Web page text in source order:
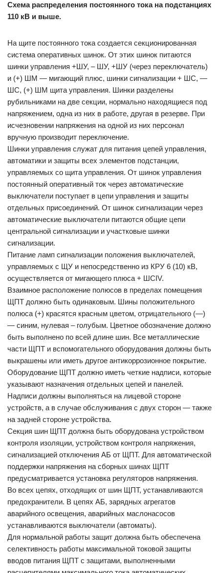
Схема распределения постоянного тока на подстанциях
110 кВ и выше.
На щите постоянного тока создается секционированная
система оперативных шинок. От этих шинок питаются
шинки управления +ШУ, – ШУ, +ШУ (через переключатель)
и (+) ШМ — мигающий плюс, шинки сигнализации + ШС, —
ШС, (+) ШМ щита управления. Шинки разделены
рубильниками на две секции, нормально находящиеся под
напряжением, одна из них в работе, другая в резерве. При
исчезновении напряжения на одной из них персонал
вручную производит переключение.
Шинки управления служат для питания цепей управления,
автоматики и защиты всех элементов подстанции,
управляемых со щита управления. От шинок управления
постоянный оперативный ток через автоматические
выключатели поступает в цепи управления и защиты
отдельных присоединений. От шинок сигнализации через
автоматические выключатели питаются общие цепи
центральной сигнализации и участковые шинки
сигнализации.
Питание ламп сигнализации положения выключателей,
управляемых с ЩУ и непосредственно из КРУ 6 (10) кВ,
осуществляется от мигающего плюса + ШСIV.
Взаимное расположение полюсов в пределах помещения
ЩПТ должно быть одинаковым. Шины положительного
полюса (+) красятся красным цветом, отрицательного (—)
— синим, нулевая – голубым. Цветное обозначение должно
быть выполнено по всей длине шин. Все металлические
части ЩПТ и вспомогательного оборудования должны быть
выкрашены или иметь другое антикоррозионное покрытие.
Оборудование ЩПТ должно иметь четкие надписи, которые
указывают назначения отдельных цепей и панелей.
Надписи должны выполняться на лицевой стороне
устройств, а в случае обслуживания с двух сторон — также
на задней стороне устройства.
Секция шин ЩПТ должна быть оборудована устройством
контроля изоляции, устройством контроля напряжения,
сигнализацией отключения АБ от ЩПТ. Для автоматической
поддержки напряжения на сборных шинах ЩПТ
предусматривается установка регуляторов напряжения.
Во всех цепях, отходящих от шин ЩПТ, устанавливаются
предохранители. В цепях АБ, зарядных агрегатов
аварийного освещения, аварийных маслонасосов
устанавливаются выключатели (автоматы).
Для нормальной работы защит должна быть обеспечена
селективность работы максимальной токовой защиты
вводов питания ЩПТ с защитами, выполненными